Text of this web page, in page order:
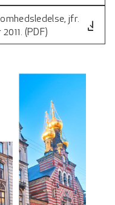
jfr.
(PDF)
file_download